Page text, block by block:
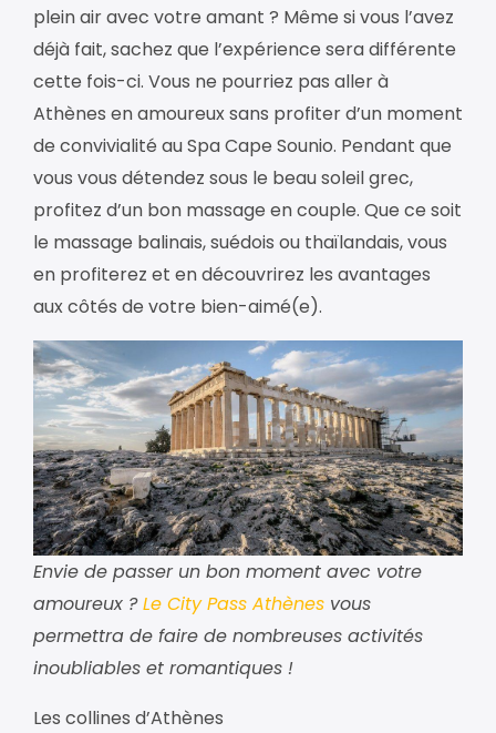
plein air avec votre amant ? Même si vous l’avez
déjà fait, sachez que l’expérience sera différente
cette fois-ci. Vous ne pourriez pas aller à
Athènes en amoureux sans profiter d’un moment
de convivialité au Spa Cape Sounio. Pendant que
vous vous détendez sous le beau soleil grec,
profitez d’un bon massage en couple. Que ce soit
le massage balinais, suédois ou thaïlandais, vous
en profiterez et en découvrirez les avantages
aux côtés de votre bien-aimé(e).
Envie de passer un bon moment avec votre
amoureux ?Le City Pass Athènes vous
permettra de faire de nombreuses activités
inoubliables et romantiques !
Les collines d’Athènes